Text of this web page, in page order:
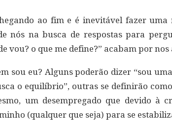
ao fim e é inevitável fazer uma
nós na busca de respostas para
vou? o que me define?” acabam por
sou eu? Alguns poderão dizer “sou
o equilíbrio”, outras se definirão
um desempregado que devido à
(qualquer que seja) para se